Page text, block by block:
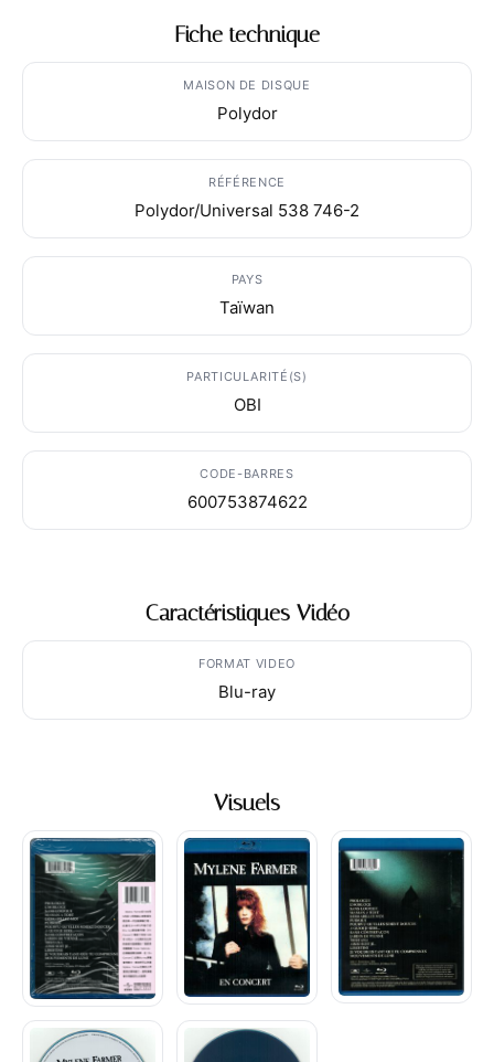
Fiche technique
MAISON DE DISQUE
Polydor
RÉFÉRENCE
Polydor/Universal 538 746-2
PAYS
Taïwan
PARTICULARITÉ(S)
OBI
CODE-BARRES
600753874622
Caractéristiques Vidéo
FORMAT VIDEO
Blu-ray
Visuels